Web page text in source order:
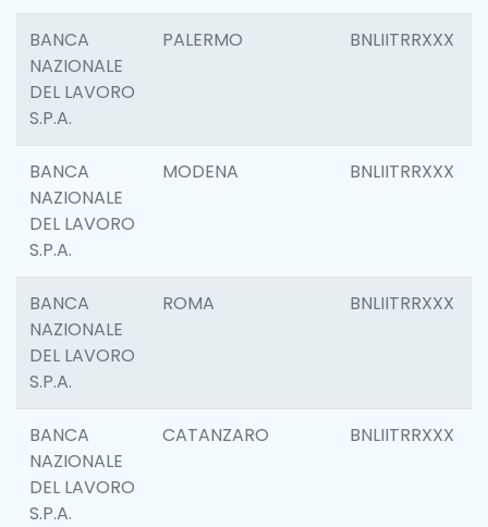
BANCA
NAZIONALE
DEL LAVORO
S.P.A.
PALERMO BNLIITRRXXX
BANCA
NAZIONALE
DEL LAVORO
S.P.A.
MODENA BNLIITRRXXX
BANCA
NAZIONALE
DEL LAVORO
S.P.A.
ROMA BNLIITRRXXX
BANCA
NAZIONALE
DEL LAVORO
S.P.A.
CATANZARO BNLIITRRXXX